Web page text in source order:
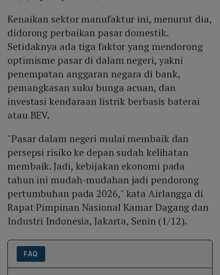
Kenaikan sektor manufaktur ini, menurut dia,
didorong perbaikan pasar domestik.
Setidaknya ada tiga faktor yang mendorong
optimisme pasar di dalam negeri, yakni
penempatan anggaran negara di bank,
pemangkasan suku bunga acuan, dan
investasi kendaraan listrik berbasis baterai
atau BEV.
"Pasar dalam negeri mulai membaik dan
persepsi risiko ke depan sudah kelihatan
membaik. Jadi, kebijakan ekonomi pada
tahun ini mudah-mudahan jadi pendorong
pertumbuhan pada 2026," kata Airlangga di
Rapat Pimpinan Nasional Kamar Dagang dan
Industri Indonesia, Jakarta, Senin (1/12).
FAQ